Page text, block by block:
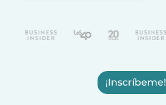
¡Inscríbeme!